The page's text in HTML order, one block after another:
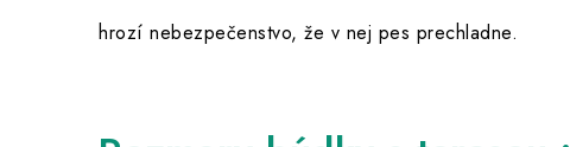
hrozí nebezpečenstvo, že v nej pes prechladne.